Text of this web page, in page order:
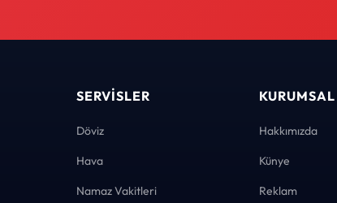
SERVISLER
Döviz
Hava
Namaz Vakitleri
KURUMSAL
Hakkımızda
Künye
Reklam